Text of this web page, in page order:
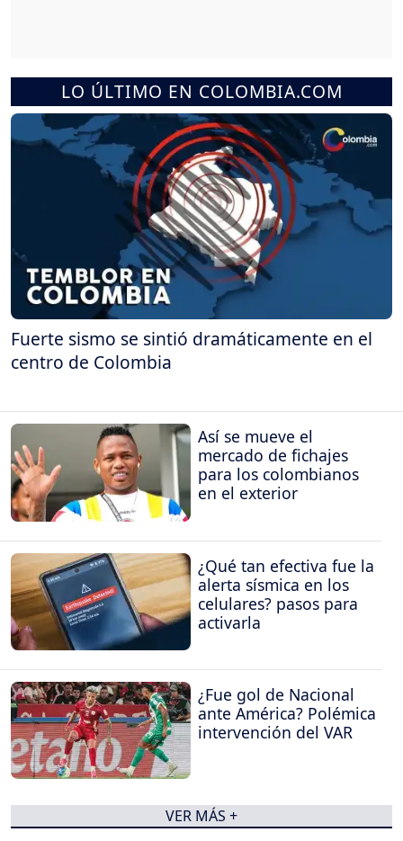
LO ÚLTIMO EN COLOMBIA.COM
Fuerte sismo se sintió dramáticamente en el
centro de Colombia
Así se mueve el
mercado de fichajes
para los colombianos
en el exterior
¿Qué tan efectiva fue la
alerta sísmica en los
celulares? pasos para
activarla
¿Fue gol de Nacional
ante América? Polémica
intervención del VAR
VER MÁS +